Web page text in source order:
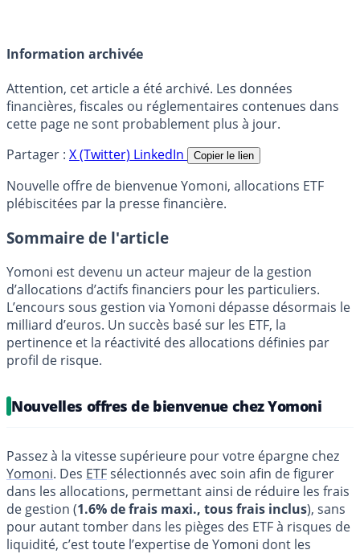
Information archivée
Attention, cet article a été archivé. Les données
financières, fiscales ou réglementaires contenues dans
cette page ne sont probablement plus à jour.
Partager : X (Twitter) LinkedIn Copier le lien
Nouvelle offre de bienvenue Yomoni, allocations ETF
plébiscitées par la presse financière.
Sommaire de l'article
Yomoni est devenu un acteur majeur de la gestion
d’allocations d’actifs financiers pour les particuliers.
L’encours sous gestion via Yomoni dépasse désormais le
milliard d’euros. Un succès basé sur les ETF, la
pertinence et la réactivité des allocations définies par
profil de risque.
Nouvelles offres de bienvenue chez Yomoni
Passez à la vitesse supérieure pour votre épargne chez
Yomoni. Des ETFsélectionnés avec soin afin de figurer
dans les allocations, permettant ainsi de réduire les frais
de gestion (1.6% de frais maxi., tous frais inclus), sans
pour autant tomber dans les pièges des ETF à risques de
liquidité, c’est toute l’expertise de Yomoni dont les